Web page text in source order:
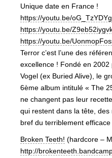
Unique date en France !
https://youtu.be/
https://youtu.be/
https://youtu.be/
Terror c’est l’une des
excellence ! Fondé en
Vogel (ex Buried Alive), le
6ème album intitulé « The
ne changent pas leur
qui restent dans la tête, des
bref du terriblement efficace
Broken Teeth! (hardcore –
http://